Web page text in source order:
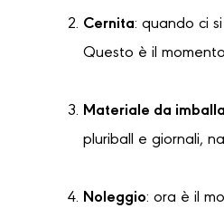
Cernita: quando ci
Questo è il
Materiale da
pluriball e giornali,
Noleggio: ora è il